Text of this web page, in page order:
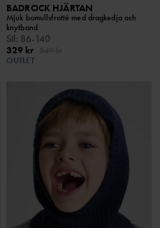
BADROCK HJÄRTAN
Mjuk bomullsfrotté med dragkedja och
knytband
Stl: 86-140
329 kr
OUTLET